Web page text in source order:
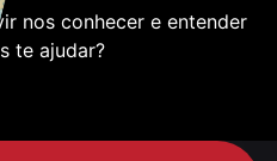
nos conhecer e entender
te ajudar?